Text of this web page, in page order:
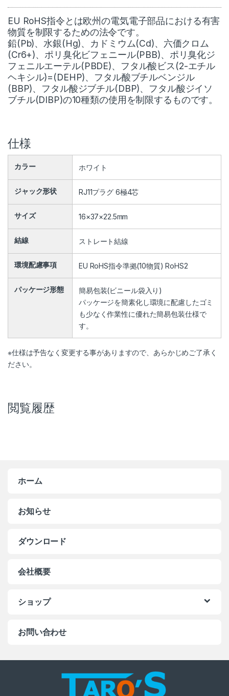
EU RoHS指令とは欧州の電気電子部品における有害
物質を制限するための法令です。
鉛(Pb)、水銀(Hg)、カドミウム(Cd)、六価クロム
(Cr6+)、ポリ臭化ビフェニール(PBB)、ポリ臭化ジ
フェニルエーテル(PBDE)、フタル酸ビス(2-エチル
ヘキシル)=(DEHP)、フタル酸ブチルベンジル
(BBP)、フタル酸ジブチル(DBP)、フタル酸ジイソ
ブチル(DIBP)の10種類の使用を制限するものです。
仕様
カラー ホワイト
ジャック形状 RJ11プラグ 6極4芯
サイズ 16×37×22.5mm
結線 ストレート結線
環境配慮事項 EU RoHS指令準拠(10物質) RoHS2
パッケージ形態
簡易包装(ビニール袋入り)
パッケージを簡素化し環境に配慮したゴミ
も少なく作業性に優れた簡易包装仕様で
す。
※仕様は予告なく変更する事がありますので、あらかじめご了承く
ださい。
閲覧履歴
ホーム
お知らせ
ダウンロード
会社概要
ショップ
お問い合わせ